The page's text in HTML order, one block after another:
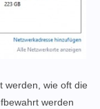
werden, wie oft die
werden